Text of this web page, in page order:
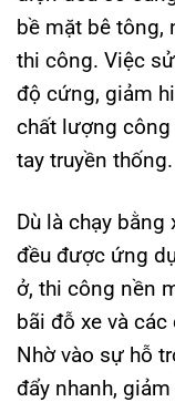
bề mặt bê tông,
thi công. Việc
độ cứng, giảm
chất lượng
tay truyền thống.
Dù là chạy
đều được ứng
ở, thi công nền
bãi đỗ xe và
Nhờ vào sự hỗ
đẩy nhanh,